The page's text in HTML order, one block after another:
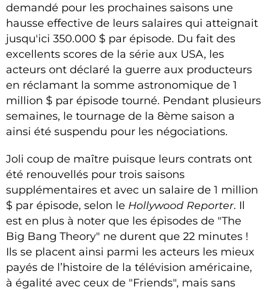
demandé pour les prochaines saisons une
hausse effective de leurs salaires qui atteignait
jusqu'ici 350.000 $ par épisode. Du fait des
excellents scores de la série aux USA, les
acteurs ont déclaré la guerre aux producteurs
en réclamant la somme astronomique de 1
million $ par épisode tourné. Pendant plusieurs
semaines, le tournage de la 8ème saison a
ainsi été suspendu pour les négociations.
Joli coup de maître puisque leurs contrats ont
été renouvellés pour trois saisons
supplémentaires et avec un salaire de 1 million
$ par épisode, selon le Hollywood Reporter. Il
est en plus à noter que les épisodes de "The
Big Bang Theory" ne durent que 22 minutes !
Ils se placent ainsi parmi les acteurs les mieux
payés de l’histoire de la télévision américaine,
à égalité avec ceux de "Friends", mais sans